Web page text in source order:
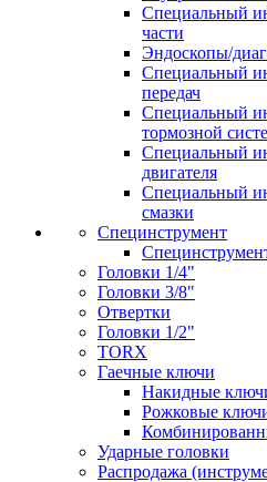
Специальный
части
Эндоскопы/
Специальный
передач
Специальный
тормозной
Специальный
двигателя
Специальный
смазки
Специнструмент
Головки 1/4"
Головки 3/8"
Отвертки
Головки 1/2"
TORX
Гаечные ключи
Накидные
Рожковые
Ударные головки
Распродажа